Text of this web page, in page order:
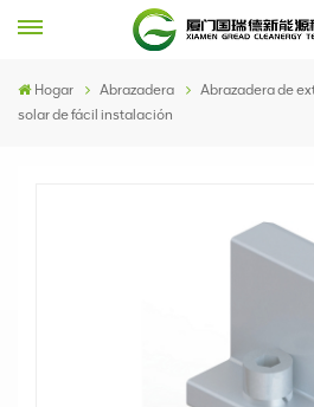
Hogar Abrazadera
Abrazadera de
solar de fácil instalación